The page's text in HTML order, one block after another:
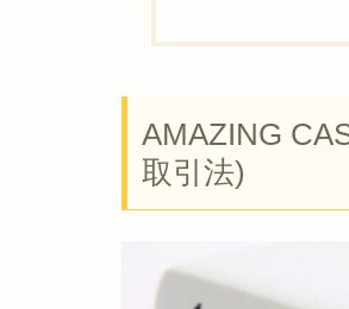
AMAZING
取引法)